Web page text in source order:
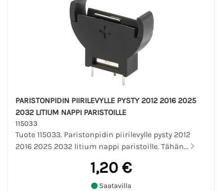
PARISTONPIDIN PIIRILEVYLLE PYSTY 2012 2016 2025
2032 LITIUM NAPPI PARISTOILLE
115033
Tuote 115033. Paristonpidin piirilevylle pysty 2012
2016 2025 2032 litium nappi paristoille. Tähän...
1,20 €
Saatavilla